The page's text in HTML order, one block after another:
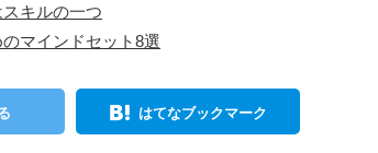
キルの一つ
マインドセット8選
はてなブックマーク